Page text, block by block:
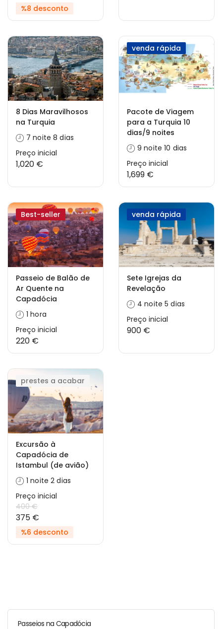
%8 desconto
8 Dias Maravilhosos
na Turquia
7 noite 8 dias
Preço inicial
1,020 €
venda rápida
Pacote de Viagem
para a Turquia 10
dias/9 noites
9 noite 10 dias
Preço inicial
1,699 €
Best-seller
Passeio de Balão de
Ar Quente na
Capadócia
1 hora
Preço inicial
220 €
venda rápida
Sete Igrejas da
Revelação
4 noite 5 dias
Preço inicial
900 €
prestes a acabar
Excursão à
Capadócia de
Istambul (de avião)
1 noite 2 dias
Preço inicial
400 €
375 €
%6 desconto
Passeios na Capadócia